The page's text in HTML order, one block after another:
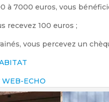
à 7000 euros, vous
recevez 100 euros ;
vous percevez un
WEB-ECHO